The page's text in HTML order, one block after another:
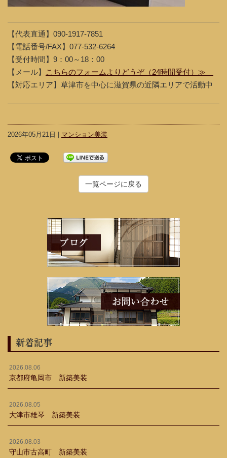
【代表直通】090-1917-7851
【電話番号/FAX】077-532-6264
【受付時間】9：00～18：00
【メール】
こちらのフォームよりどうぞ（24時間受付）≫
【対応エリア】草津市を中心に滋賀県の近隣エリアで活動中
2026年05月21日 | マンション美装
一覧ページに戻る
新着記事
2026.08.06
京都府亀岡市 新築美装
2026.08.05
大津市雄琴 新築美装
2026.08.03
守山市古高町 新築美装